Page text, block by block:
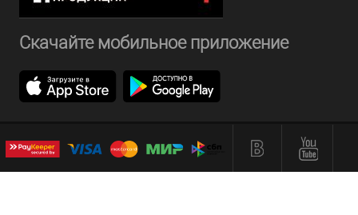
Скачайте мобильное приложение